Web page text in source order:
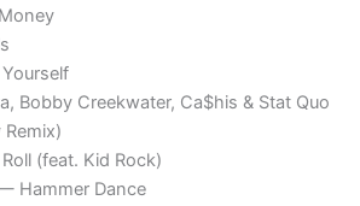
Bobby Creekwater, Ca$his & Stat Quo
(feat. Kid Rock)
Hammer Dance